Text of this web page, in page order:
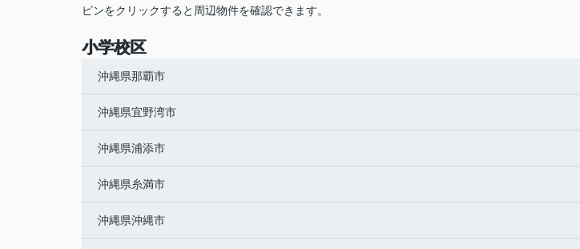
ピンをクリックすると周辺物件を確認できます。
小学校区
沖縄県那覇市
沖縄県宜野湾市
沖縄県浦添市
沖縄県糸満市
沖縄県沖縄市